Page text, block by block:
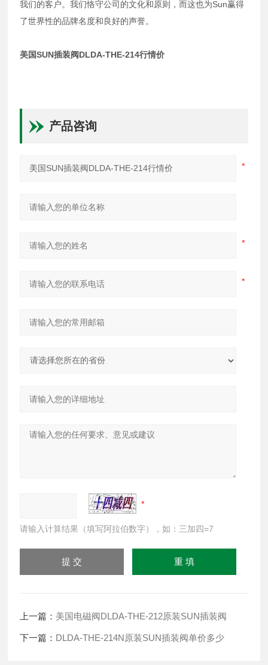
我们的客户。我们恪守公司的文化和原则，而这也为Sun赢得
了世界性的品牌名度和良好的声誉。
美国SUN插装阀DLDA-THE-214行情价
产品咨询
请输入计算结果（填写阿拉伯数字），如：三加四=7
上一篇： 美国电磁阀DLDA-THE-212原装SUN插装阀
下一篇： DLDA-THE-214N原装SUN插装阀单价多少